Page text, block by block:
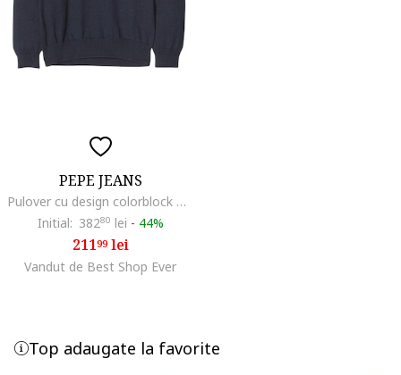
PEPE JEANS
Pulover cu design colorblock Dany,
Initial: 38280 lei - 44%
21199lei
Vandut de Best Shop Ever
Top adaugate la favorite